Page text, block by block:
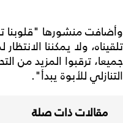
وأضافت منشورها "قلوبنا
تلقيناه، ولا يمكننا
جميعا، ترقبوا المزيد من
التنازلي للأبوة يبدأ".
مقالات ذات صلة